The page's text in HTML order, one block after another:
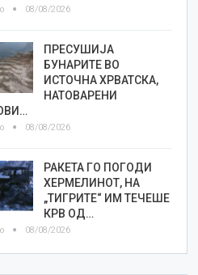
08/08/2026
ПРЕСУШИЈА
БУНАРИТЕ ВО
ИСТОЧНА ХРВАТСКА,
НАТОВАРЕНИ
08/08/2026
РАКЕТА ГО ПОГОДИ
ХЕРМЕЛИНОТ, НА
„ТИГРИТЕ“ ИМ ТЕЧЕШЕ
КРВ ОД…
08/08/2026